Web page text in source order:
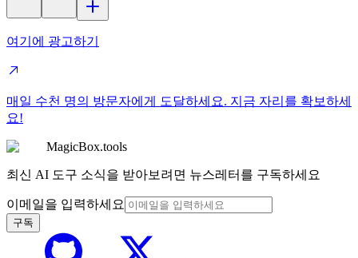
여기에 광고하기
매일 수천 명의 방문자에게 도달하세요. 지금 자리를 확보하세
요!
MagicBox.tools
최신 AI 도구 소식을 받아보려면 뉴스레터를 구독하세요
이메일을 입력하세요
구독